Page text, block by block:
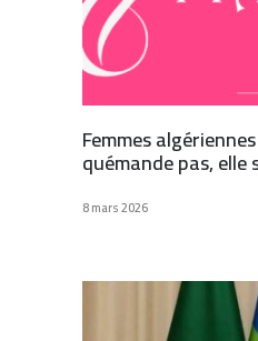
Femmes
quémande pas,
8 mars 2026